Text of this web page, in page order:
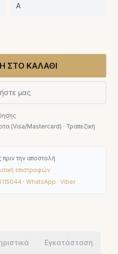
A
ΣΤΟ ΚΑΛΑΘΙ
μας
(Visa/Mastercard) · Τραπεζική
πριν την αποστολή
επιστροφών
· WhatsApp · Viber
Εγκατάσταση